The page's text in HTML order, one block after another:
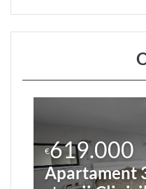
€619.000
Apartament